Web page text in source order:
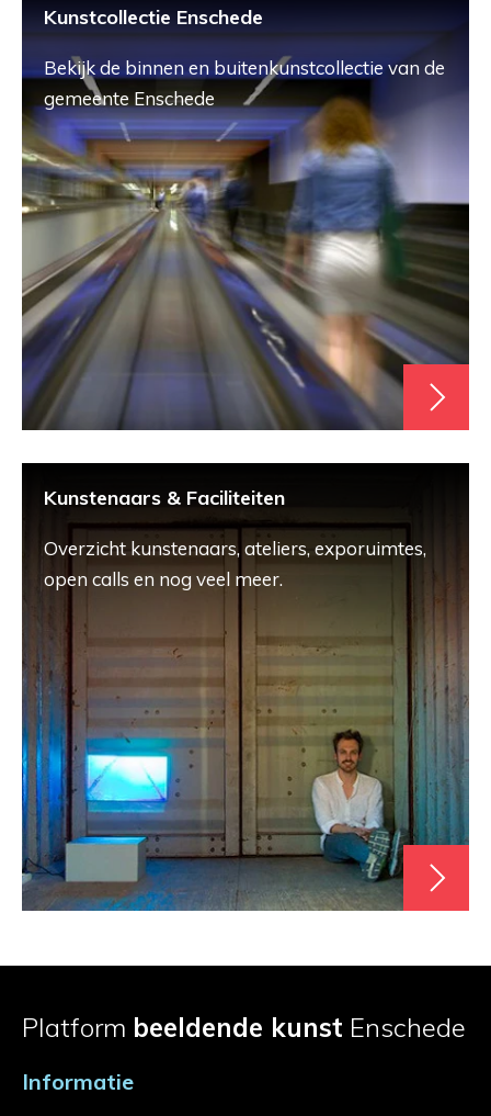
Kunstcollectie Enschede
Bekijk de binnen en buitenkunstcollectie van de
gemeente Enschede
Kunstenaars & Faciliteiten
Overzicht kunstenaars, ateliers, exporuimtes,
open calls en nog veel meer.
Platform beeldende kunst Enschede
Informatie